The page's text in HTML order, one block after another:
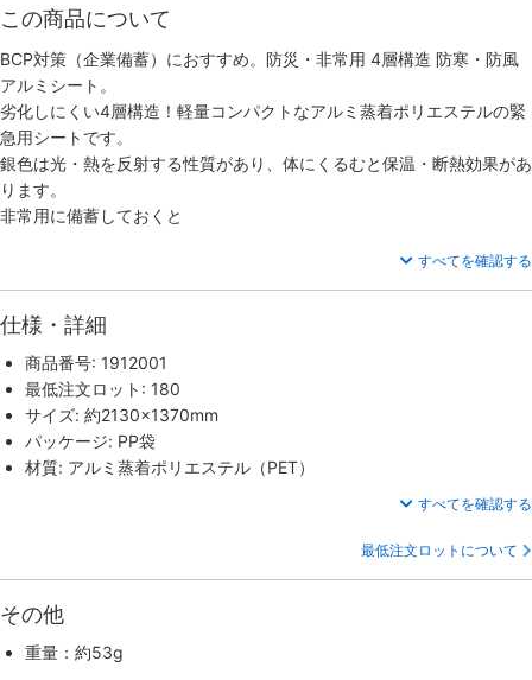
この商品について
BCP対策（企業備蓄）におすすめ。防災・非常用 4層構造 防寒・防風
アルミシート。
劣化しにくい4層構造！軽量コンパクトなアルミ蒸着ポリエステルの緊
急用シートです。
銀色は光・熱を反射する性質があり、体にくるむと保温・断熱効果があ
ります。
非常用に備蓄しておくと
すべてを確認する
仕様・詳細
商品番号: 1912001
最低注文ロット: 180
サイズ: 約2130×1370mm
パッケージ: PP袋
材質: アルミ蒸着ポリエステル（PET）
すべてを確認する
最低注文ロットについて
その他
重量：約53g